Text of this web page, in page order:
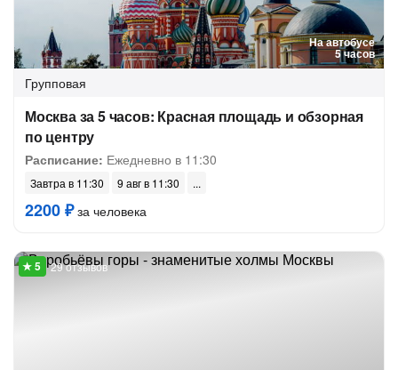
На автобусе
5 часов
Групповая
Москва за 5 часов: Красная площадь и обзорная
по центру
Расписание: Ежедневно в 11:30
Завтра в 11:30 9 авг в 11:30
2200 ₽за человека
29 отзывов